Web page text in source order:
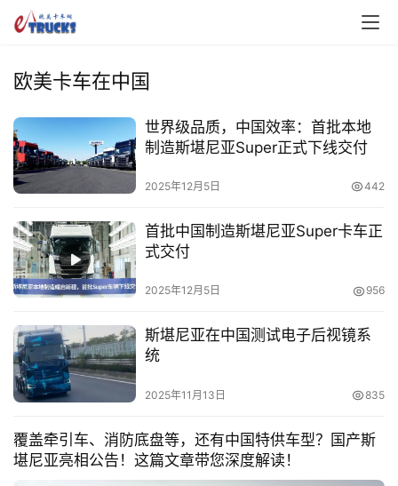
欧美卡车在中国
世界级品质，中国效率：首批本地
制造斯堪尼亚Super正式下线交付
2025年12月5日 442
首批中国制造斯堪尼亚Super卡车正
式交付
2025年12月5日 956
斯堪尼亚在中国测试电子后视镜系
统
2025年11月13日 835
覆盖牵引车、消防底盘等，还有中国特供车型？国产斯
堪尼亚亮相公告！这篇文章带您深度解读！